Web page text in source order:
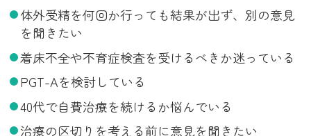
体外受精を何回か行っても結果が出ず、別の意見
を聞きたい
着床不全や不育症検査を受けるべきか迷っている
PGT-Aを検討している
40代で自費治療を続けるか悩んでいる
治療の区切りを考える前に意見を聞きたい